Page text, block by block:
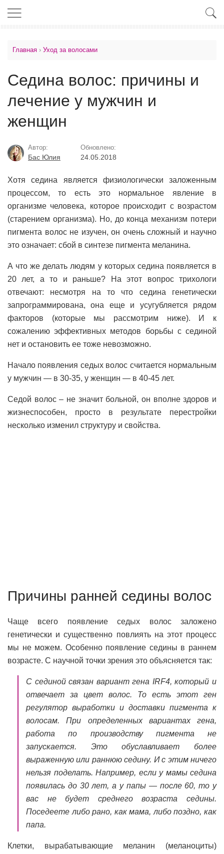
Главная › Уход за волосами
Седина волос: причины и
лечение у мужчин и
женщин
Автор:
Бас Юлия
Обновлено:
24.05.2018
Хотя седина является физиологически заложенным
процессом, то есть это нормальное явление в
организме человека, которое происходит с возрастом
(старением организма). Но, до конца механизм потери
пигмента волос не изучен, он очень сложный и научно
это означает: сбой в синтезе пигмента меланина.
А что же делать людям у которых седина появляется в
20 лет, а то и раньше? На этот вопрос трихологи
отвечают: несмотря на то что седина генетически
запрограммирована, она еще и усугубляется рядом
факторов (которые мы рассмотрим ниже). И к
сожалению эффективных методов борьбы с сединой
нет и остановить ее тоже невозможно.
Начало появления седых волос считается нормальным
у мужчин — в 30-35, у женщин — в 40-45 лет.
Седой волос – не значит больной, он вполне здоров и
жизнеспособен, просто в результате перестройки
несколько изменил структуру и свойства.
Причины ранней седины волос
Чаще всего появление седых волос заложено
генетически и существенно повлиять на этот процесс
мы не можем. Особенно появление седины в раннем
возрасте. С научной точки зрения это объясняется так:
С сединой связан вариант гена IRF4, который и
отвечает за цвет волос. То есть этот ген
регулятор выработки и доставки пигмента к
волосам. При определенных вариантах гена,
работа по производству пигмента не
запускается. Это обуславливает более
выраженную или раннюю седину. И с этим ничего
нельзя поделать. Например, если у мамы седина
появилась до 30 лет, а у папы — после 60, то у
вас не будет среднего возраста седины.
Поседеете либо рано, как мама, либо поздно, как
папа.
Клетки, вырабатывающие меланин (меланоциты)